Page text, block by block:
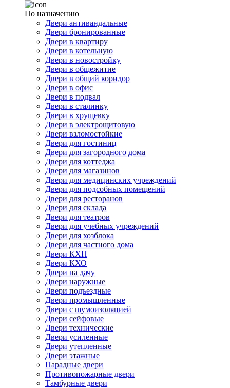
По назначению
Двери антивандальные
Двери бронированные
Двери в квартиру
Двери в котельную
Двери в новостройку
Двери в общежитие
Двери в общий коридор
Двери в офис
Двери в подвал
Двери в сталинку
Двери в хрущевку
Двери в электрощитовую
Двери взломостойкие
Двери для гостиниц
Двери для загородного дома
Двери для коттеджа
Двери для магазинов
Двери для медицинских учреждений
Двери для подсобных помещений
Двери для ресторанов
Двери для склада
Двери для театров
Двери для учебных учреждений
Двери для хозблока
Двери для частного дома
Двери КХН
Двери КХО
Двери на дачу
Двери наружные
Двери подъездные
Двери промышленные
Двери с шумоизоляцией
Двери сейфовые
Двери технические
Двери усиленные
Двери утепленные
Двери этажные
Парадные двери
Противопожарные двери
Тамбурные двери